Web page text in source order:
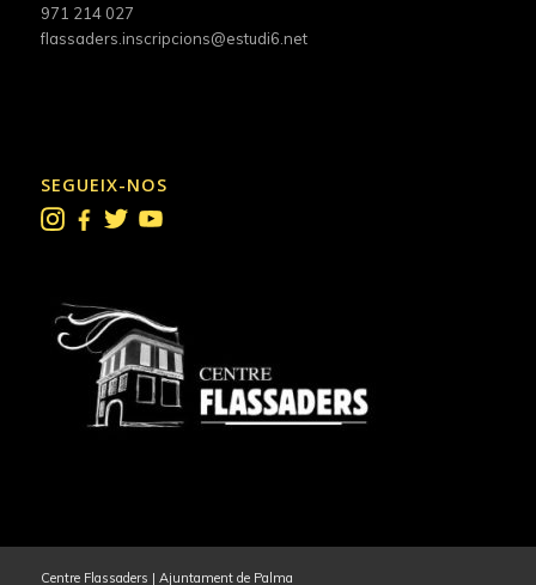
971 214 027
flassaders.inscripcions@estudi6.net
SEGUEIX-NOS
Centre Flassaders | Ajuntament de Palma